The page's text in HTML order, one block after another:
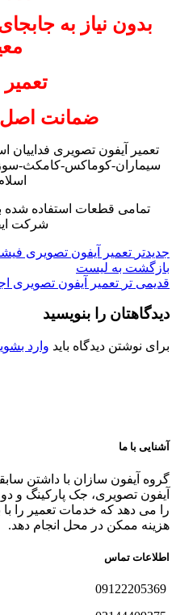
بدون نیاز به
ضمانت
تعمیر آیفون تصویری فداییان
سیماران-کوماکس-کامکث-
تمامی قطعات استفاده شده
شرکت
جدیدتر تعمیر آیفون تصویری
بازگشت به لیست
قدیمی تر تعمیر آیفون تصویری
دیدگاهتان را بنویسید
برای نوشتن دیدگاه باید وارد
آشنایی با ما
گروه آیفون سازان با داشتن
آیفون تصویری، جک پارکینگ و
را می دهد که خدمات تعمیر را با
هزینه ممکن در محل انجام دهد.
اطلاعات تماس